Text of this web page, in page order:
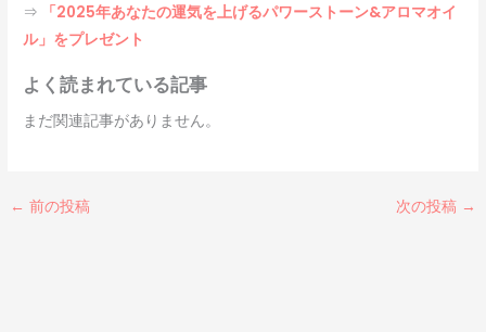
⇒ 「2025年あなたの運気を上げるパワーストーン&アロマオイ
ル」をプレゼント
よく読まれている記事
まだ関連記事がありません。
← 前の投稿 次の投稿 →